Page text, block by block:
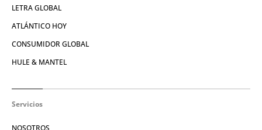
LETRA GLOBAL
ATLÁNTICO HOY
CONSUMIDOR GLOBAL
HULE & MANTEL
Servicios